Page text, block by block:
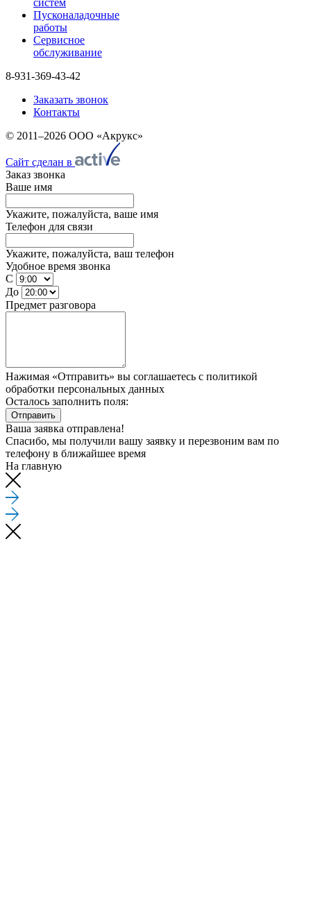
систем
Пусконаладочные
работы
Сервисное
обслуживание
8-931-369-43-42
Заказать звонок
Контакты
© 2011–2026 ООО «Акрукс»
Сайт сделан в
Заказ звонка
Ваше имя
Укажите, пожалуйста, ваше имя
Телефон для связи
Укажите, пожалуйста, ваш телефон
Удобное время звонка
С
До
Предмет разговора
Нажимая «Отправить» вы соглашаетесь с политикой
обработки персональных данных
Осталось заполнить поля:
Отправить
Ваша заявка отправлена!
Спасибо, мы получили вашу заявку и перезвоним вам по
телефону в ближайшее время
На главную